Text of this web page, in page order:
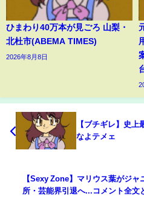
ひまわり40万本が見ごろ 山梨・
北杜市(ABEMA TIMES)
2026年8月8日
【ブチギレ】史
なよテメェ
【Sexy Zone】マリウス葉がジャ
所・芸能界引退へ...コメント全文